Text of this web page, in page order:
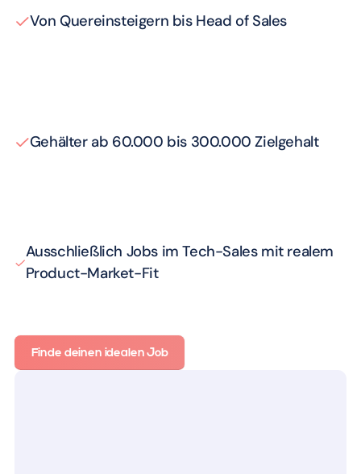
Von Quereinsteigern bis Head of Sales
Gehälter ab 60.000 bis 300.000 Zielgehalt
Ausschließlich Jobs im Tech-Sales mit realem
Product-Market-Fit
Finde deinen idealen Job